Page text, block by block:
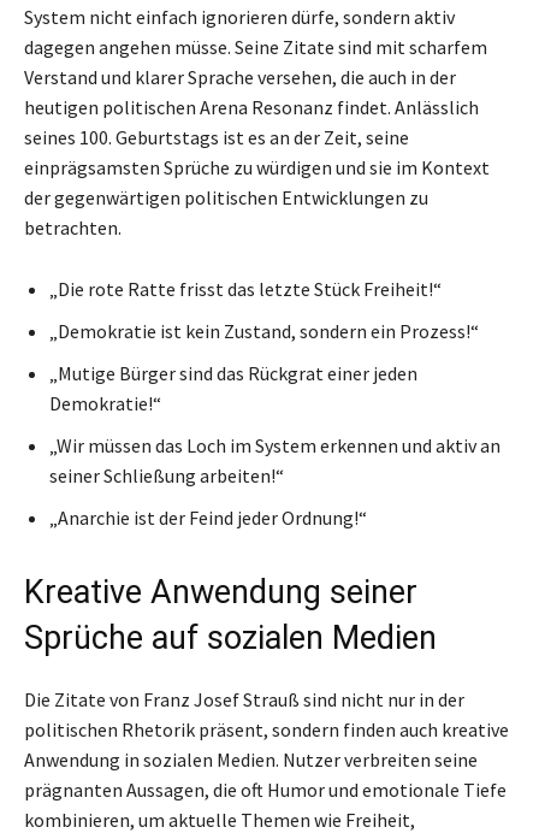
System nicht einfach ignorieren dürfe, sondern aktiv
dagegen angehen müsse. Seine Zitate sind mit scharfem
Verstand und klarer Sprache versehen, die auch in der
heutigen politischen Arena Resonanz findet. Anlässlich
seines 100. Geburtstags ist es an der Zeit, seine
einprägsamsten Sprüche zu würdigen und sie im Kontext
der gegenwärtigen politischen Entwicklungen zu
betrachten.
„Die rote Ratte frisst das letzte Stück Freiheit!“
„Demokratie ist kein Zustand, sondern ein Prozess!“
„Mutige Bürger sind das Rückgrat einer jeden
Demokratie!“
„Wir müssen das Loch im System erkennen und aktiv an
seiner Schließung arbeiten!“
„Anarchie ist der Feind jeder Ordnung!“
Kreative Anwendung seiner
Sprüche auf sozialen Medien
Die Zitate von Franz Josef Strauß sind nicht nur in der
politischen Rhetorik präsent, sondern finden auch kreative
Anwendung in sozialen Medien. Nutzer verbreiten seine
prägnanten Aussagen, die oft Humor und emotionale Tiefe
kombinieren, um aktuelle Themen wie Freiheit,